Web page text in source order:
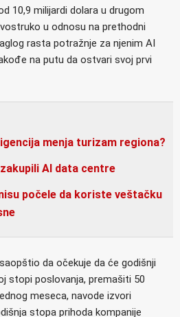
10,9 milijardi dolara u drugom
u odnosu na prethodni
rasta potražnje za njenim AI
na putu da ostvari svoj prvi
menja turizam regiona?
AI data centre
počele da koriste veštačku
da očekuje da će godišnji
stopi poslovanja, premašiti 50
meseca, navode izvori
stopa prihoda kompanije